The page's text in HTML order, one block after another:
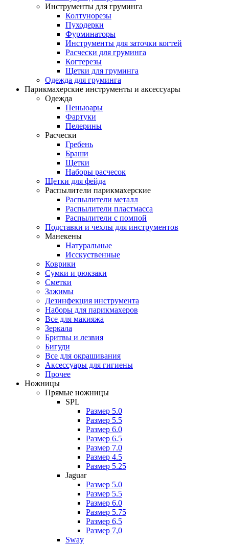
Инструменты для груминга
Колтунорезы
Пуходерки
Фурминаторы
Инструменты для заточки когтей
Расчески для груминга
Когтерезы
Щетки для груминга
Одежда для груминга
Парикмахерские инструменты и аксессуары
Одежда
Пеньюары
Фартуки
Пелерины
Расчески
Гребень
Браши
Щетки
Наборы расчесок
Щетки для фейда
Распылители парикмахерские
Распылители металл
Распылители пластмасса
Распылители с помпой
Подставки и чехлы для инструментов
Манекены
Натуральные
Исскуственные
Коврики
Сумки и рюкзаки
Сметки
Зажимы
Дезинфекция инструмента
Наборы для парикмахеров
Все для макияжа
Зеркала
Бритвы и лезвия
Бигуди
Все для окрашивания
Аксессуары для гигиены
Прочее
Ножницы
Прямые ножницы
SPL
Размер 5.0
Размер 5.5
Размер 6.0
Размер 6.5
Размер 7.0
Размер 4.5
Размер 5.25
Jaguar
Размер 5.0
Размер 5.5
Размер 6.0
Размер 5.75
Размер 6,5
Размер 7,0
Sway